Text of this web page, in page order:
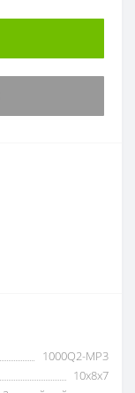
1000Q2-MP3
10x8x7